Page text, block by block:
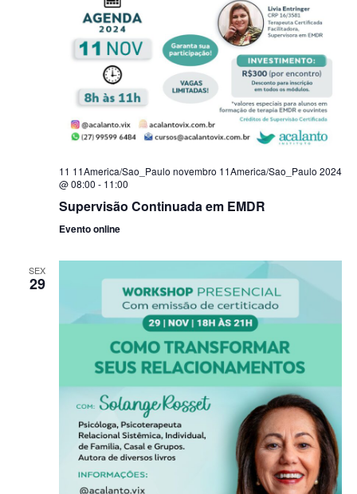
11 11America/Sao_Paulo novembro 11America/Sao_Paulo 2024
@ 08:00 - 11:00
Supervisão Continuada em EMDR
Evento online
SEX
29